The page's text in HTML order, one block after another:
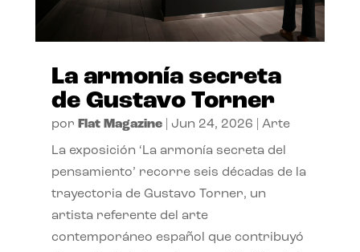
La armonía secreta
de Gustavo Torner
por Flat Magazine| Jun 24, 2026 Arte
La exposición ‘La armonía secreta del
pensamiento’ recorre seis décadas de la
trayectoria de Gustavo Torner, un
artista referente del arte
contemporáneo español que contribuyó